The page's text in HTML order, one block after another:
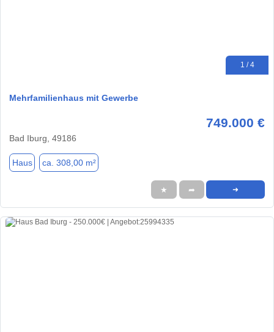
1 / 4
Mehrfamilienhaus mit Gewerbe
749.000 €
Bad Iburg, 49186
Haus ca. 308,00 m²
★ ➦ ➜